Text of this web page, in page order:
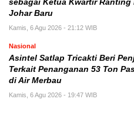
sebagai Ketua Kwartir Ranting
Johar Baru
Kamis, 6 Agu 2026 - 21:12 WIB
Nasional
Asintel Satlap Tricakti Beri
Terkait Penanganan 53 Ton
di Air Merbau
Kamis, 6 Agu 2026 - 19:47 WIB